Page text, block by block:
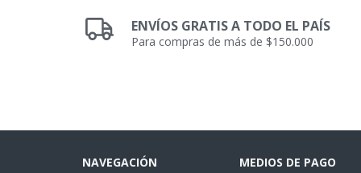
ENVÍOS GRATIS A TODO EL PAÍS
Para compras de más de $150.000
NAVEGACIÓN
MEDIOS DE PAGO